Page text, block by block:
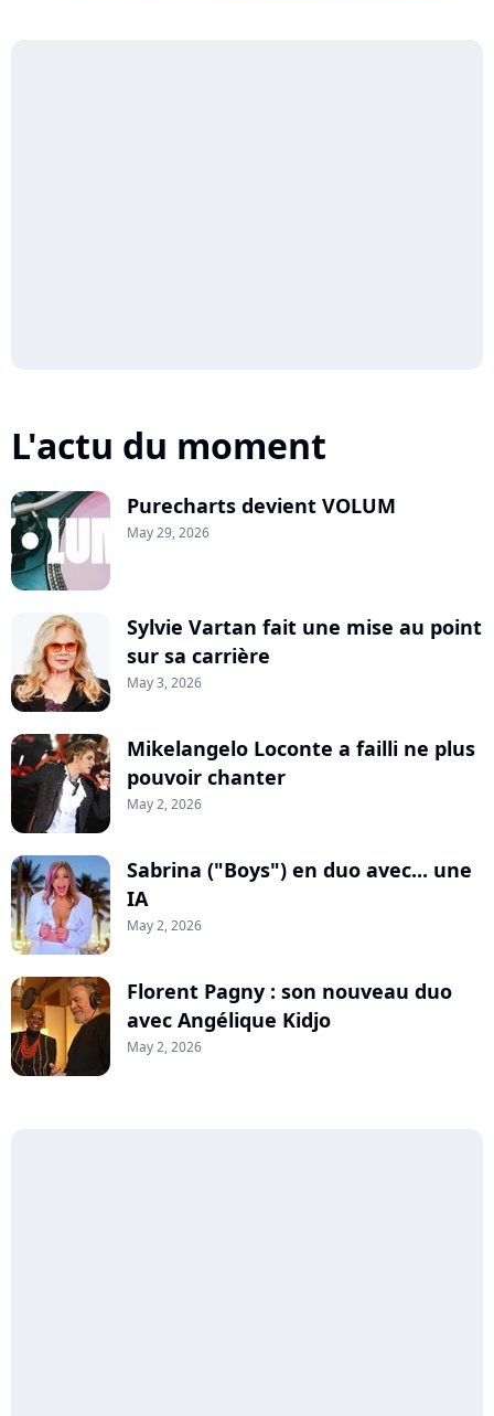
L'actu du moment
Purecharts devient VOLUM
May 29, 2026
Sylvie Vartan fait une mise au point
sur sa carrière
May 3, 2026
Mikelangelo Loconte a failli ne plus
pouvoir chanter
May 2, 2026
Sabrina ("Boys") en duo avec... une
IA
May 2, 2026
Florent Pagny : son nouveau duo
avec Angélique Kidjo
May 2, 2026